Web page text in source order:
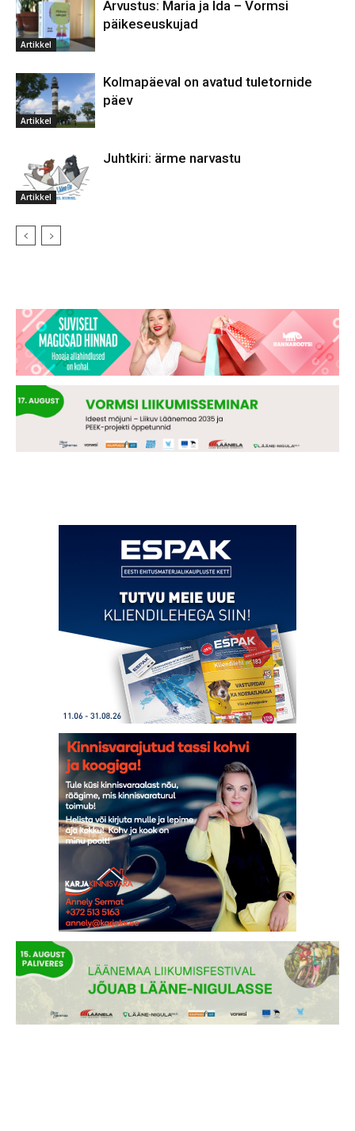
Artikkel
Arvustus: Maria ja Ida – Vormsi
päikeseuskujad
Artikkel
Kolmapäeval on avatud tuletornide
päev
Artikkel
Juhtkiri: ärme narvastu